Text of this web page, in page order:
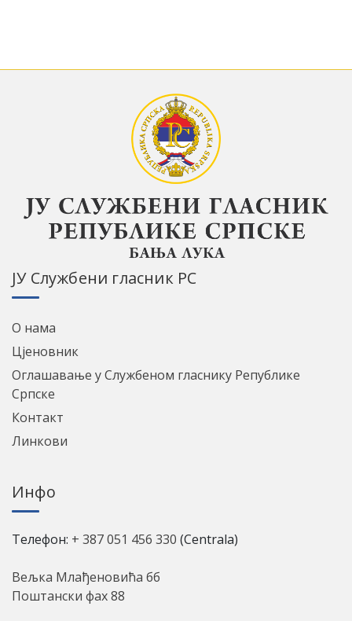
ЈУ Службени гласник РС
О нама
Цјеновник
Оглашавање у Службеном гласнику Републике
Српске
Контакт
Линкови
Инфо
Телефон: + 387 051 456 330 (Centrala)
Вељка Млађеновића бб
Поштански фах 88